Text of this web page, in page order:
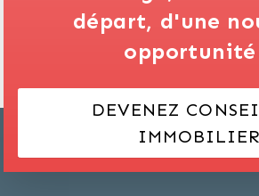
départ, d'une
opportunité
DEVENEZ
IMMOBILIER